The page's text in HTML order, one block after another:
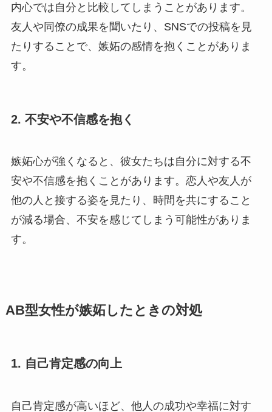
内心では自分と比較してしまうことがあります。
友人や同僚の成果を聞いたり、SNSでの投稿を見
たりすることで、嫉妬の感情を抱くことがありま
す。
2. 不安や不信感を抱く
嫉妬心が強くなると、彼女たちは自分に対する不
安や不信感を抱くことがあります。恋人や友人が
他の人と接する姿を見たり、時間を共にすること
が減る場合、不安を感じてしまう可能性がありま
す。
AB型女性が嫉妬したときの対処
1. 自己肯定感の向上
自己肯定感が高いほど、他人の成功や幸福に対す